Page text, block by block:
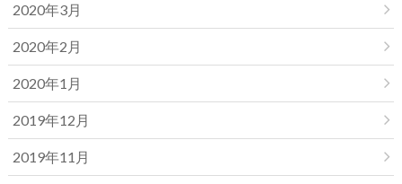
2020年3月
2020年2月
2020年1月
2019年12月
2019年11月